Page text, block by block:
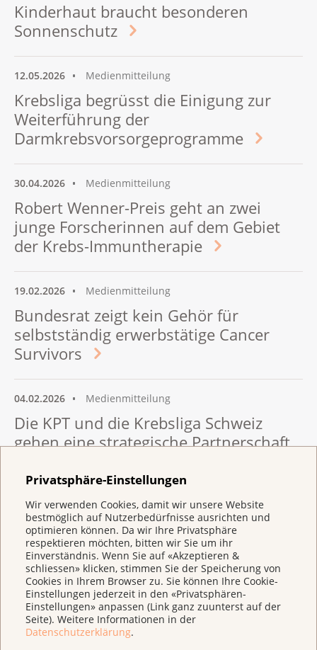
Privatsphäre-Einstellungen
Wir verwenden Cookies, damit wir unsere Website
bestmöglich auf Nutzerbedürfnisse ausrichten und
optimieren können. Da wir Ihre Privatsphäre
respektieren möchten, bitten wir Sie um ihr
Einverständnis. Wenn Sie auf «Akzeptieren &
schliessen» klicken, stimmen Sie der Speicherung von
Cookies in Ihrem Browser zu. Sie können Ihre Cookie-
Einstellungen jederzeit in den «Privatsphären-
Einstellungen» anpassen (Link ganz zuunterst auf der
Seite). Weitere Informationen in der
Datenschutzerklärung.
Kinderhaut braucht besonderen
Sonnenschutz
12.05.2026 Medienmitteilung
Krebsliga begrüsst die Einigung zur
Weiterführung der
Darmkrebsvorsorgeprogramme
30.04.2026 Medienmitteilung
Robert Wenner-Preis geht an zwei
junge Forscherinnen auf dem Gebiet
der Krebs-Immuntherapie
19.02.2026 Medienmitteilung
Bundesrat zeigt kein Gehör für
selbstständig erwerbstätige Cancer
Survivors
04.02.2026 Medienmitteilung
Die KPT und die Krebsliga Schweiz
gehen eine strategische Partnerschaft
03.02.2026 Medienmitteilung
Neue Kampagne der Krebsliga: Wenn
Krebs Teil des Lebens wird
03.02.2026 Medienmitteilung
Weltkrebstag: Für mehr Menschlichkeit
in der Krebsversorgung